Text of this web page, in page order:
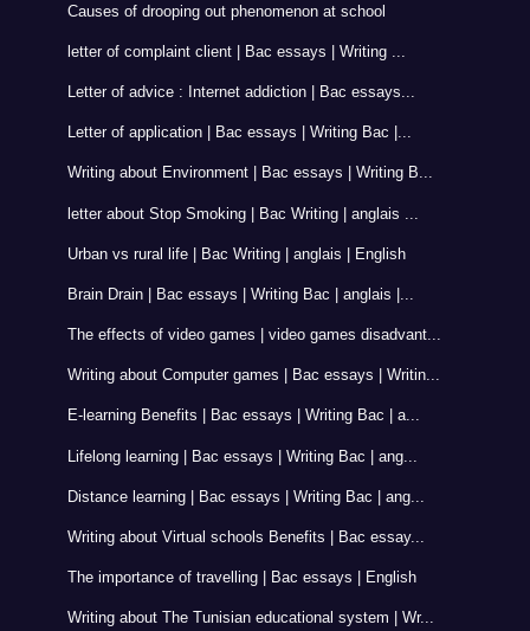
Causes of drooping out phenomenon at school
letter of complaint client | Bac essays | Writing ...
Letter of advice : Internet addiction | Bac essays...
Letter of application | Bac essays | Writing Bac |...
Writing about Environment | Bac essays | Writing B...
letter about Stop Smoking | Bac Writing | anglais ...
Urban vs rural life | Bac Writing | anglais | English
Brain Drain | Bac essays | Writing Bac | anglais |...
The effects of video games | video games disadvant...
Writing about Computer games | Bac essays | Writin...
E-learning Benefits | Bac essays | Writing Bac | a...
Lifelong learning | Bac essays | Writing Bac | ang...
Distance learning | Bac essays | Writing Bac | ang...
Writing about Virtual schools Benefits | Bac essay...
The importance of travelling | Bac essays | English
Writing about The Tunisian educational system | Wr...